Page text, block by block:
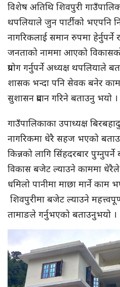
विशेष अतिथि शिवपुरी
थपलियाले जुन पार्टीको भएपनि
नागरिकलाई समान रुपमा हेर्नुपर्ने
जनताको नाममा आएको
प्रयोग गर्नुपर्ने अध्यक्ष थपलियाले
शासक भन्दा पनि सेवक बनेर काम
सुशासन प्रदान गरिने बताउनु भयो ।
गाउँपालिकाका उपाध्यक्ष
नागरिकमा धेरै सहज भएको
किन्नको लागि सिंहदरबार
विकास बजेट ल्याउने काममा
धमिलो पानीमा माछा मार्ने काम
शिवपुरीमा बजेट ल्याउने
तामाङले गर्नुभएको बताउनुभयो ।